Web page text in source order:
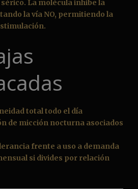
La molécula inhibe la
la vía NO, permitiendo la
total todo el día
de micción nocturna asociados
frente a uso a demanda
si divides por relación